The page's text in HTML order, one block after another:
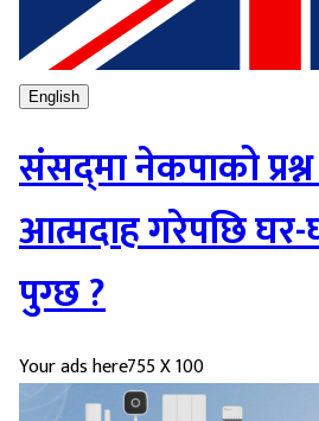
English
संसद्‌मा नेकपाको
आत्मदाह गरेपछि घर-
पुग्छ ?
Your ads here755 X 100